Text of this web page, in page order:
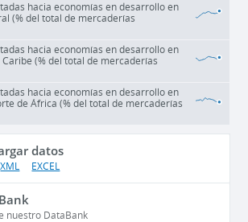
hacia economías en desarrollo en
(% del total de mercaderías
hacia economías en desarrollo en
(% del total de mercaderías
hacia economías en desarrollo en
de África (% del total de mercaderías
datos
XML EXCEL
nuestro DataBank